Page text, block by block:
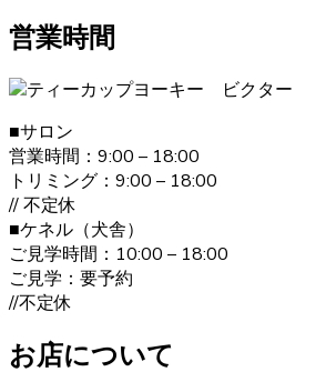
2021.1.19
特徴です。”動く宝石”と呼ばれとても
れが必要です。伸びた被毛を結んだり
い主の好みによってオシャレを楽しむ
購入の際は、是非ベベドールへお問い
2020.12.30
ヨークシャーテリアの毛色は「ダーク
ー」と言われます。 子犬の頃は黒色の
した毛色の変化も、成長の楽しみとな
営業時間
■サロン
営業時間：9:00 – 18:00
トリミング：9:00 – 18:00
// 不定休
■ケネル（犬舎）
ご見学時間：10:00 – 18:00
ご見学：要予約
//不定休
お店について